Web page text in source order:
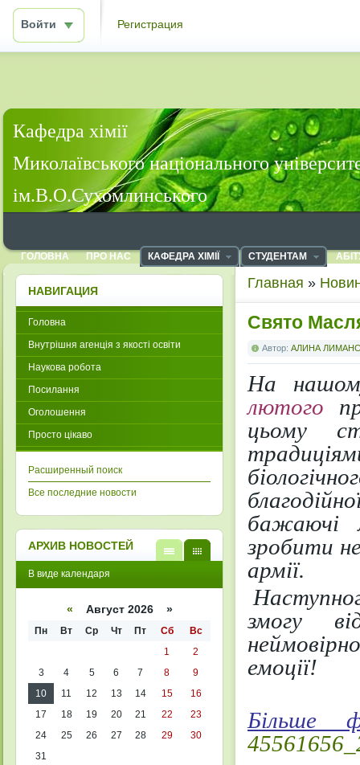
Войти Регистрация
Кафедра хімії
Миколаївського національного
ім.В.О.Сухомлинського
ГОЛОВНА ПРО НАС КАФЕДРА ХІМІЇ СТУДЕНТАМ
Главная »
Свято
Автор: АЛИНА
На
лютого
цьому
бажаючі
зробити
армії.
змогу
емоції!
Більше
НАВИГАЦИЯ
Головна
Внутрішня агенція з якості освіти
Наукова робота
Посилання
Оголошення
Просто цікаво
Расширенный поиск
Все последние новости
АРХИВ НОВОСТЕЙ
кален
списк
В виде календаря
« Август 2026 »
Пн Вт Ср Чт Пт Сб
Вс
1
2
3
4 5 6 7 8
9
10
11 12 13 14 15
16
17
18 19 20 21 22
23
24
25 26 27 28 29
30
31